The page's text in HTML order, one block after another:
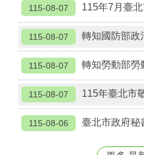
115-08-07 115年7月臺北市市政大
115-08-07 轉知國防部政治作戰
115-08-07 轉知勞動部勞動力發展署檢送115
115-08-07 115年臺北市
115-08-06 臺北市政府秘